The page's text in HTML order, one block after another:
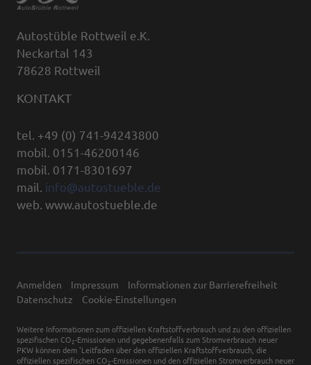
Autostüble Rottweil e.K.
Neckartal 143
78628 Rottweil
KONTAKT
tel. +49 (0) 741-94243800
mobil. 0151-46200146
mobil. 0171-8301697
mail. info@autostueble.de
web. www.autostueble.de
Anmelden Impressum
Informationen zur Barrierefreiheit
Datenschutz
Cookie-Einstellungen
Weitere Informationen zum offiziellen Kraftstoffverbrauch und zu den offiziellen
spezifischen CO 2-Emissionen und gegebenenfalls zum Stromverbrauch neuer
PKW können dem 'Leitfaden über den offiziellen Kraftstoffverbrauch, die
offiziellen spezifischen CO 2-Emissionen und den offiziellen Stromverbrauch neuer